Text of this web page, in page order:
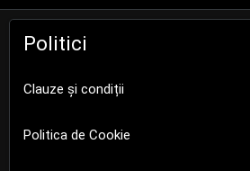
Politici
Clauze și condiții
Politica de Cookie